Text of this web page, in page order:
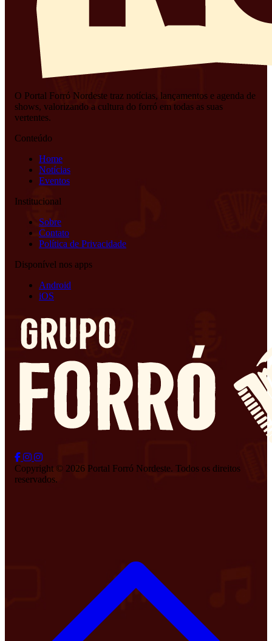
O Portal Forró Nordeste traz notícias, lançamentos e agenda de
shows, valorizando a cultura do forró em todas as suas
vertentes.
Conteúdo
Home
Notícias
Eventos
Institucional
Sobre
Contato
Política de Privacidade
Disponível nos apps
Android
iOS
Copyright © 2026 Portal Forró Nordeste. Todos os direitos
reservados.